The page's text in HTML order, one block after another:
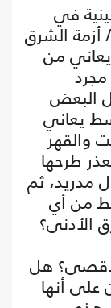
في
الشرق
من
البعض
يعاني
والقهر
طرحها
مدريد، ثم
من أي
الأدنى؟
هل
على أنها